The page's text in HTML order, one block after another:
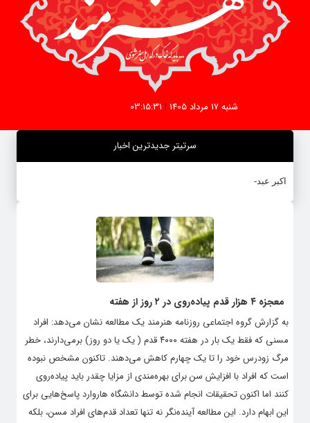
شنبه 17 مرداد 1405 |
03:15:31
سرتیتر جدیدترین اخبار
اکبر عبدی در
معجزه ۴ هزار قدم پیاده‌روی در ۲ روز از هفته
به گزارش گروه اجتماعی روزنامه هنرمند یک مطالعه نشان می‌دهد: افراد
مسنی که فقط یک بار در هفته ۴۰۰۰ قدم ( یک یا دو روز) برمی‌دارند، خطر
مرگ زودرس خود را تا یک چهارم کاهش می‌دهند. تاکنون مشخص نبوده
است که افراد با افزایش سن برای بهره‌مندی از مزایا چقدر باید پیاده‌روی
کنند اما اکنون تحقیقات انجام شده توسط دانشگاه هاروارد پاسخ‌هایی برای
این ابهام دارد. این مطالعه آینده‌نگر نه تنها تعداد قدم‌های افراد مسن، بلکه